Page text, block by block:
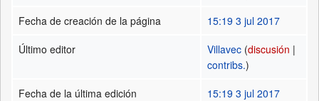
Fecha de creación de la página
15:19 3 jul 2017
Último editor
Villavec (discusión |
contribs.)
Fecha de la última edición
15:19 3 jul 2017